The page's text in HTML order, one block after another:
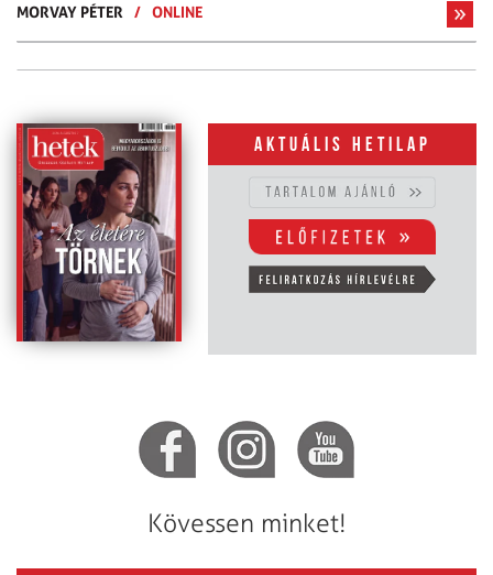
MORVAY PÉTER / ONLINE
Aktuális hetilap
Kövessen minket!